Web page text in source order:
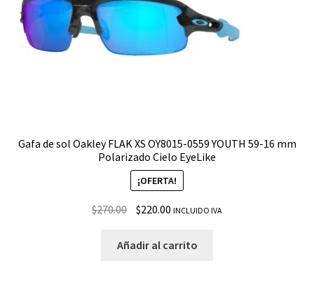
Gafa de sol Oakley FLAK XS OY8015-0559 YOUTH 59-16 mm
Polarizado Cielo EyeLike
¡OFERTA!
$270.00 $220.00 INCLUIDO IVA
Añadir al carrito